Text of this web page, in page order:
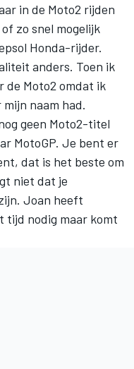
in de Moto2 rijden
zo snel mogelijk
Honda-rijder.
anders. Toen ik
de Moto2 omdat ik
naam had.
geen Moto2-titel
MotoGP. Je bent er
dat is het beste om
niet dat je
Joan heeft
tijd nodig maar komt